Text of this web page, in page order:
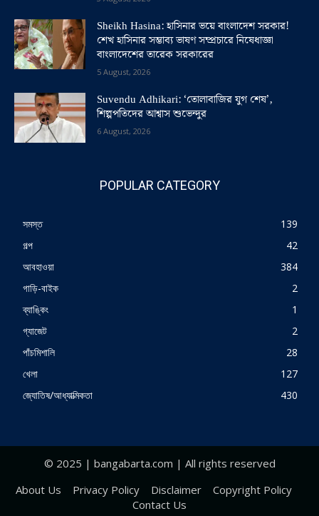
Sheikh Hasina: হাসিনার ভয়ে বাংলাদেশ সরকার!
শেখ হাসিনার সম্ভাব্য ভাষণ সম্প্রচারে নিষেধাজ্ঞা
বাংলাদেশের তারেক সরকারের
5 August, 2026
Suvendu Adhikari: ‘তোলাবাজির যুগ শেষ’,
শিল্পপতিদের আশ্বাস শুভেন্দুর
6 August, 2026
POPULAR CATEGORY
সমস্ত
139
গল্প
42
আবহাওয়া
384
গাড়ি-বাইক
2
ব্যাঙ্কিং
1
গ্যাজেট
2
পাঁচমিশালি
28
খেলা
127
জ্যোতিষ/আধ্যাত্মিকতা
430
© 2025 | bangabarta.com | All rights reserved
About Us
Privacy Policy Disclaimer
Copyright Policy
Contact Us